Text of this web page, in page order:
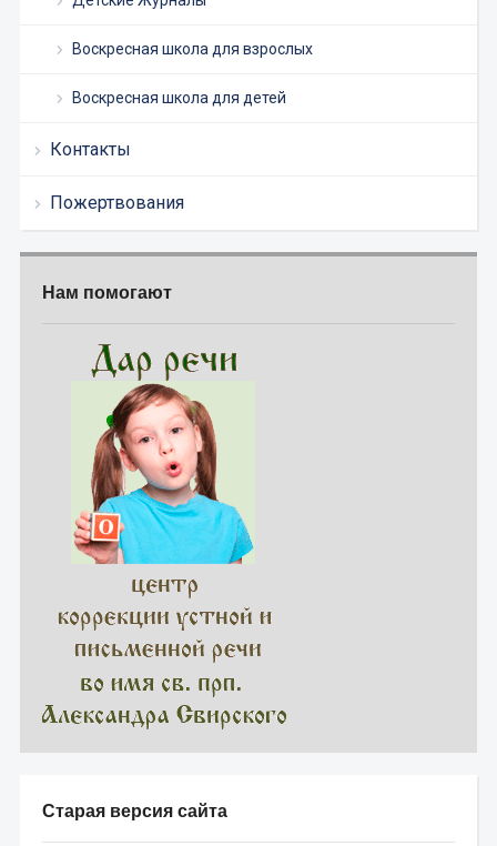
Воскресная школа для взрослых
Воскресная школа для детей
Контакты
Пожертвования
Нам помогают
Старая версия сайта